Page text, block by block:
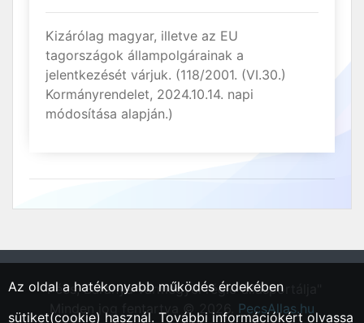
Kizárólag magyar, illetve az EU
tagországok állampolgárainak a
jelentkezését várjuk. (118/2001. (VI.30.)
Kormányrendelet, 2024.10.14. napi
módosítása alapján.)
"Pécs, Baranya vármegyei régió állásportálja"
Minden jog fentartva © 2026. PecsAllas.hu
Az oldal a hatékonyabb működés érdekében
sütiket(cookie) használ. További információkért olvassa